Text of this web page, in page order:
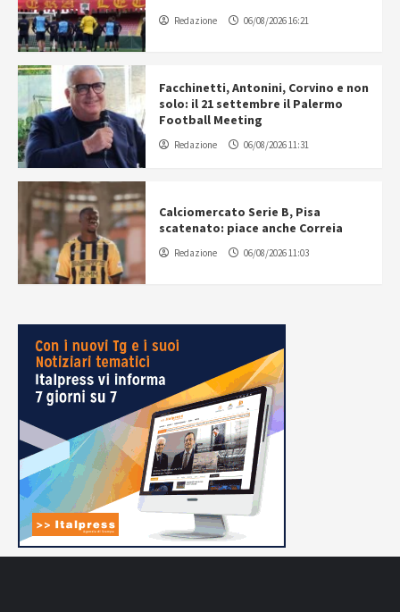
Redazione 06/08/2026 16:21
Facchinetti, Antonini, Corvino e non
solo: il 21 settembre il Palermo
Football Meeting
Redazione 06/08/2026 11:31
Calciomercato Serie B, Pisa
scatenato: piace anche Correia
Redazione 06/08/2026 11:03